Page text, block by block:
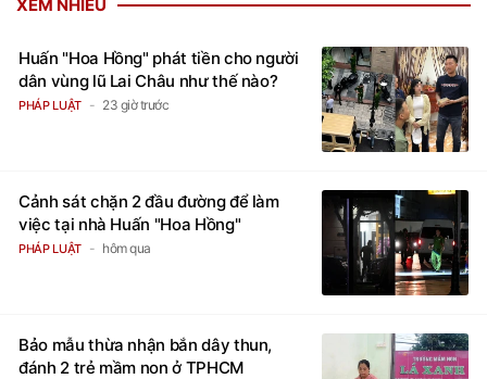
XEM NHIỀU
Huấn "Hoa Hồng" phát tiền cho người
dân vùng lũ Lai Châu như thế nào?
PHÁP LUẬT 23 giờ trước
Cảnh sát chặn 2 đầu đường để làm
việc tại nhà Huấn "Hoa Hồng"
PHÁP LUẬT hôm qua
Bảo mẫu thừa nhận bắn dây thun,
đánh 2 trẻ mầm non ở TPHCM